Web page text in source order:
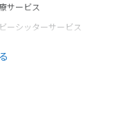
サービス
ーシッターサービス